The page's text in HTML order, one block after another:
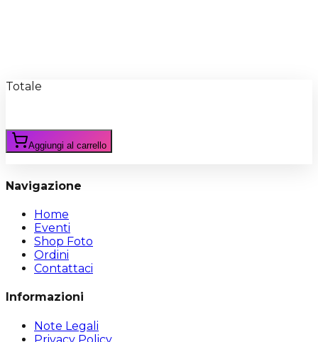
Totale
Aggiungi al carrello
Navigazione
Home
Eventi
Shop Foto
Ordini
Contattaci
Informazioni
Note Legali
Privacy Policy